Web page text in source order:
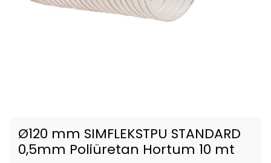
Ø120 mm SIMFLEKSTPU STANDARD
0,5mm Poliüretan Hortum 10 mt